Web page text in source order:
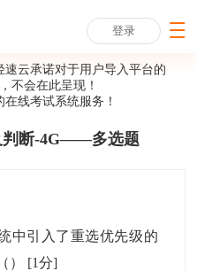
登录
云承诺对于用户导入平台的
不会在此呈现！
在线考试系统服务！
判断-4G——多选题
中引入了重选优先级的
） [1分]